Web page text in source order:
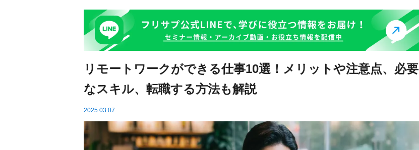
リモートワークができる仕事10選！メリットや注意点、必要
なスキル、転職する方法も解説
2025.03.07